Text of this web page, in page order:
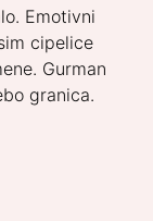
Emotivni
cipelice
Gurman
granica.